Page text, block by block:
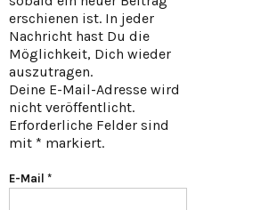
erschienen ist. In jeder
Nachricht hast Du die
Möglichkeit, Dich wieder
auszutragen.
Deine E-Mail-Adresse wird
nicht veröffentlicht.
Erforderliche Felder sind
mit * markiert.
E-Mail *